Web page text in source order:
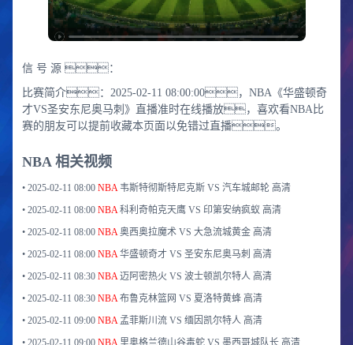
信 号 源 ：
比赛简介：2025-02-11 08:00:00，NBA《华盛顿奇
才VS圣安东尼奥马刺》直播准时在线播放，喜欢看NBA比
赛的朋友可以提前收藏本页面以免错过直播。
NBA 相关视频
• 2025-02-11 08:00 NBA 韦斯特彻斯特尼克斯 VS 汽车城邮轮 高清
• 2025-02-11 08:00 NBA 科利奇帕克天鹰 VS 印第安纳疯蚁 高清
• 2025-02-11 08:00 NBA 奥西奥拉魔术 VS 大急流城黄金 高清
• 2025-02-11 08:00 NBA 华盛顿奇才 VS 圣安东尼奥马刺 高清
• 2025-02-11 08:30 NBA 迈阿密热火 VS 波士顿凯尔特人 高清
• 2025-02-11 08:30 NBA 布鲁克林篮网 VS 夏洛特黄蜂 高清
• 2025-02-11 09:00 NBA 孟菲斯川流 VS 缅因凯尔特人 高清
• 2025-02-11 09:00 NBA 里奥格兰德山谷毒蛇 VS 墨西哥城队长 高清